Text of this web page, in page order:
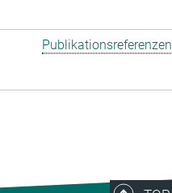
Publikationsreferenzen